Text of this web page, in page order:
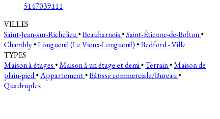
5147039111
VILLES
Saint-Jean-sur-Richelieu•Beauharnois •Saint-Étienne-de-Bolton•
Chambly•Longueuil (Le Vieux-Longueuil) •Bedford - Ville
TYPES
Maison à étages •Maison à un étage et demi•Terrain•Maison de
plain-pied•Appartement•Bâtisse commerciale/Bureau•
Quadruplex